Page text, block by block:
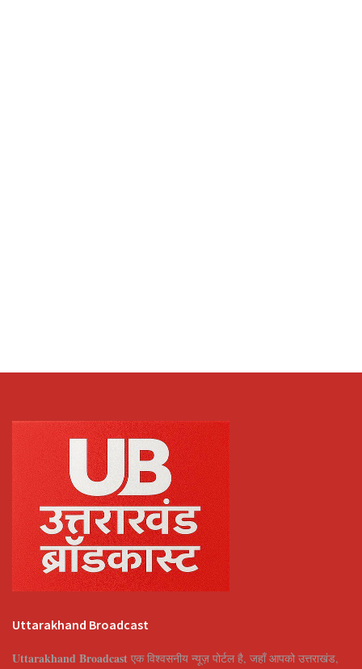
Uttarakhand Broadcast
Uttarakhand Broadcast एक विश्वसनीय न्यूज़ पोर्टल है, जहाँ आपको उत्तराखंड,